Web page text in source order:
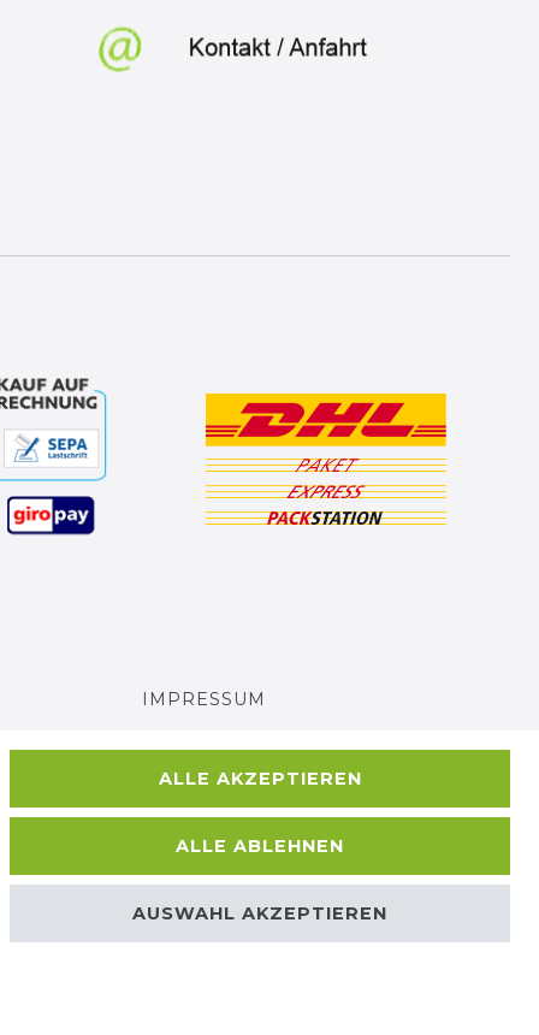
IMPRESSUM
DATENSCHUTZERKLÄRUNG
BARRIEREFREIHEIT
ALLE AKZEPTIEREN
ALLE ABLEHNEN
AUSWAHL AKZEPTIEREN